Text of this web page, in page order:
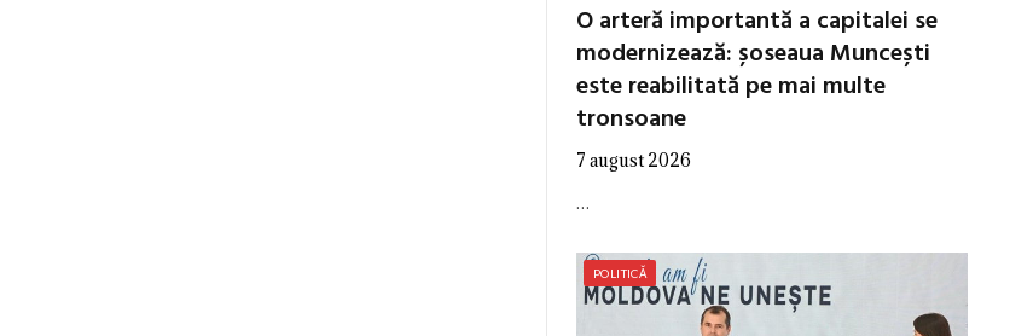
O arteră importantă a capitalei se
modernizează: șoseaua Muncești
este reabilitată pe mai multe
tronsoane
7 august 2026
…
POLITICĂ